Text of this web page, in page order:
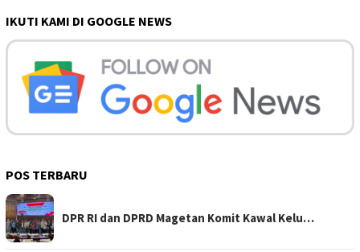
IKUTI KAMI DI GOOGLE NEWS
POS TERBARU
DPR RI dan DPRD Magetan Komit Kawal Kelu…